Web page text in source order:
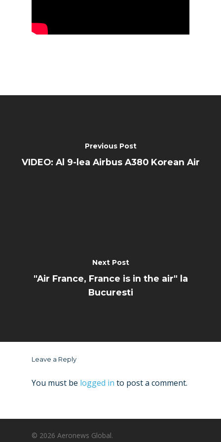
Previous Post
VIDEO: Al 9-lea Airbus A380 Korean Air
Next Post
"Air France, France is in the air" la
Bucuresti
Leave a Reply
You must be logged in to post a comment.
© 2026 Aeronews Global.